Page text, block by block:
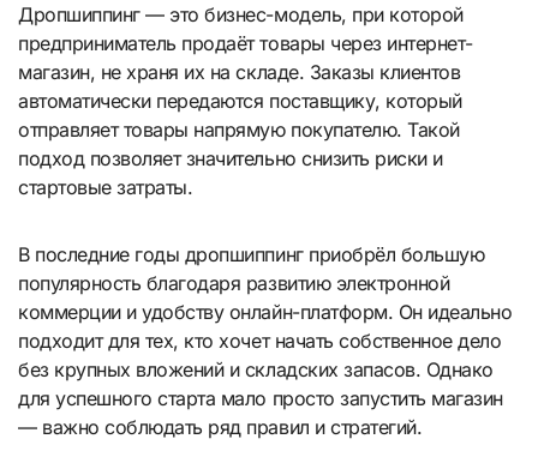
Дропшиппинг — это бизнес-модель, при которой
предприниматель продаёт товары через интернет-
магазин, не храня их на складе. Заказы клиентов
автоматически передаются поставщику, который
отправляет товары напрямую покупателю. Такой
подход позволяет значительно снизить риски и
стартовые затраты.
В последние годы дропшиппинг приобрёл большую
популярность благодаря развитию электронной
коммерции и удобству онлайн-платформ. Он идеально
подходит для тех, кто хочет начать собственное дело
без крупных вложений и складских запасов. Однако
для успешного старта мало просто запустить магазин
— важно соблюдать ряд правил и стратегий.